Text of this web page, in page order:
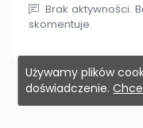
Brak aktywności.
skomentuje.
Używamy plików
doświadczenie.